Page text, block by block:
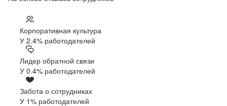
Корпоративная культура
У 2.4% работодателей
Лидер обратной связи
У 0.4% работодателей
Забота о сотрудниках
У 1% работодателей